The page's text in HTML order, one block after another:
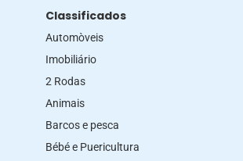
Classificados
Automòveis
Imobiliário
2 Rodas
Animais
Barcos e pesca
Bébé e Puericultura